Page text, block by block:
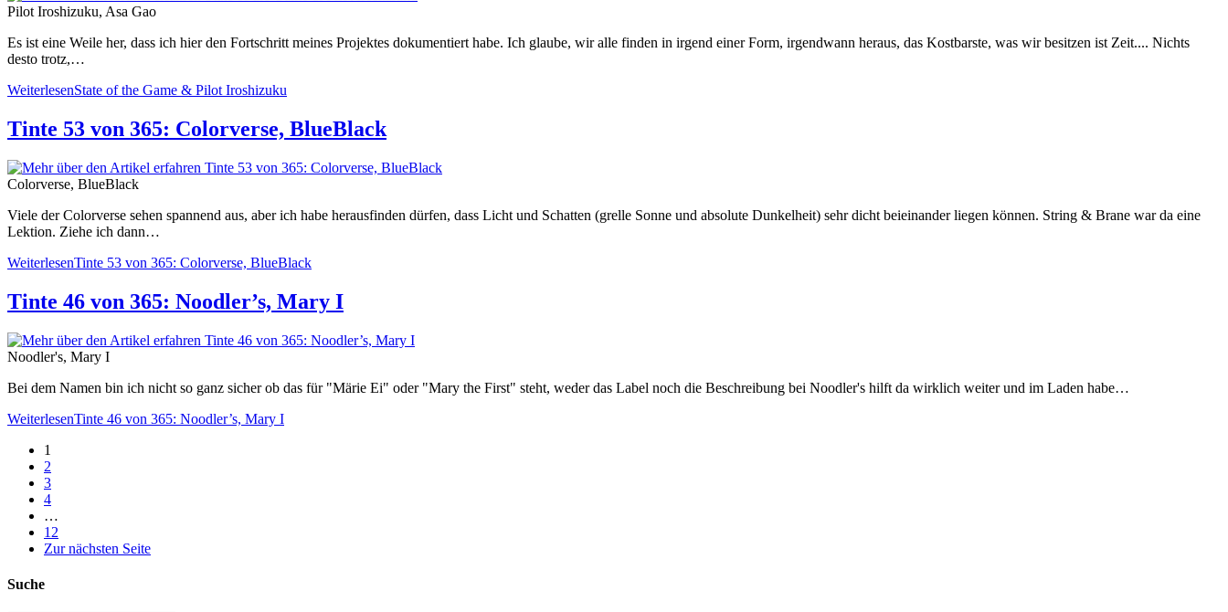
Pilot Iroshizuku, Asa Gao
Es ist eine Weile her, dass ich hier den Fortschritt meines Projektes dokumentiert habe. Ich glaube, wir alle finden in irgend einer Form, irgendwann heraus, das Kostbarste, was wir besitzen ist Zeit.... Nichts
desto trotz,…
WeiterlesenState of the Game & Pilot Iroshizuku
Tinte 53 von 365: Colorverse, BlueBlack
Colorverse, BlueBlack
Viele der Colorverse sehen spannend aus, aber ich habe herausfinden dürfen, dass Licht und Schatten (grelle Sonne und absolute Dunkelheit) sehr dicht beieinander liegen können. String & Brane war da eine
Lektion. Ziehe ich dann…
WeiterlesenTinte 53 von 365: Colorverse, BlueBlack
Tinte 46 von 365: Noodler’s, Mary I
Noodler's, Mary I
Bei dem Namen bin ich nicht so ganz sicher ob das für "Märie Ei" oder "Mary the First" steht, weder das Label noch die Beschreibung bei Noodler's hilft da wirklich weiter und im Laden habe…
WeiterlesenTinte 46 von 365: Noodler’s, Mary I
1
2
3
4
…
12
Zur nächsten Seite
Suche